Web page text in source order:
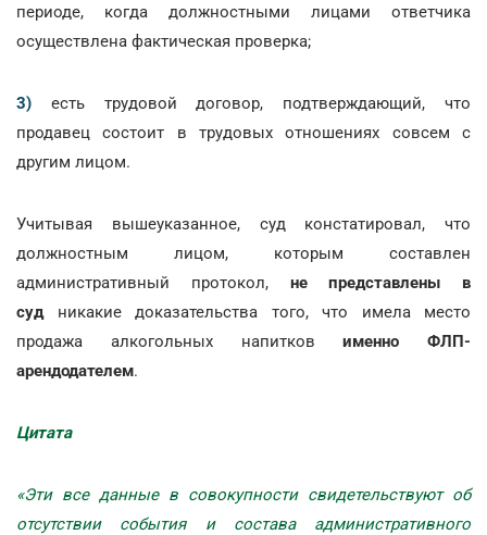
периоде, когда должностными лицами ответчика
осуществлена фактическая проверка;
3) есть трудовой договор, подтверждающий, что
продавец состоит в трудовых отношениях совсем с
другим лицом.
Учитывая вышеуказанное, суд констатировал, что
должностным лицом, которым составлен
административный протокол, не представлены в
суд никакие доказательства того, что имела место
продажа алкогольных напитковименно ФЛП-
арендодателем.
Цитата
«Эти все данные в совокупности свидетельствуют об
отсутствии события и состава административного